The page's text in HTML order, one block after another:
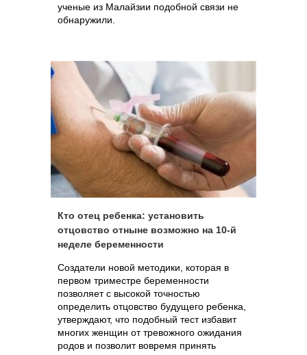
ученые из Малайзии подобной связи не
обнаружили.
Кто отец ребенка: установить
отцовство отныне возможно на 10-й
неделе беременности
Создатели новой методики, которая в
первом триместре беременности
позволяет с высокой точностью
определить отцовство будущего ребенка,
утверждают, что подобный тест избавит
многих женщин от тревожного ожидания
родов и позволит вовремя принять